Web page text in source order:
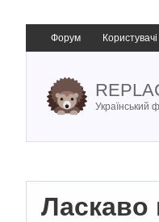
Форум Користувачі
Український
Ласкаво